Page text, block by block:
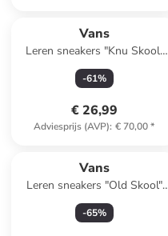
Vans
Leren sneakers "Knu Skool"
lichtroze
-61%
€ 26,99
Adviesprijs (AVP): € 70,00*
Vans
Leren sneakers "Old Skool"
beige
-65%